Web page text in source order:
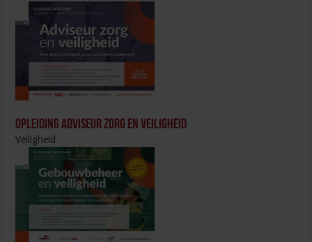
Opleiding Adviseur zorg en veiligheid
Veiligheid